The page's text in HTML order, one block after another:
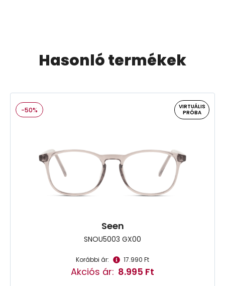
Hasonló termékek
-50%
VIRTUÁLIS
PRÓBA
Seen
SNOU5003 GX00
Korábbi ár: 17.990 Ft
Akciós ár: 8.995 Ft